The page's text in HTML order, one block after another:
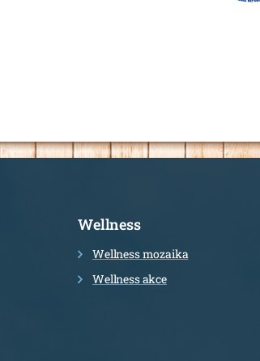
Informace
Wellness
Wellness mozaika
Wellness akce